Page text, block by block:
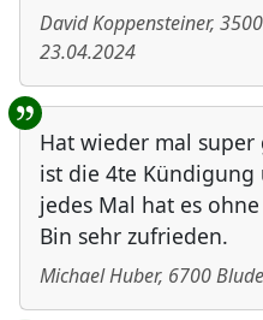
David Koppensteiner, 3500
23.04.2024
Hat wieder mal
ist die 4te
jedes Mal hat es
Bin sehr zufrieden.
Michael Huber, 6700